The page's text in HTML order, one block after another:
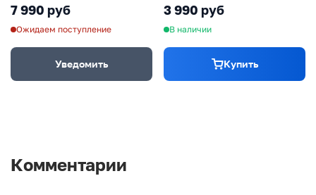
7 990 руб
Ожидаем поступление
Уведомить
3 990 руб
В наличии
Купить
Комментарии